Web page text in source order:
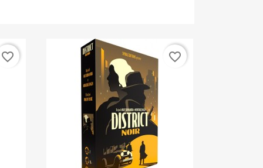
favorite_border favorite_border